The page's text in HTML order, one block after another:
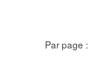
Par page :